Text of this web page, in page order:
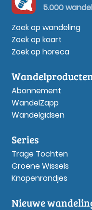
5.000
Zoek op wandeling
Zoek op kaart
Zoek op horeca
Abonnement
WandelZapp
Wandelgidsen
Series
Trage Tochten
Groene Wissels
Knopenrondjes
Nieuwe